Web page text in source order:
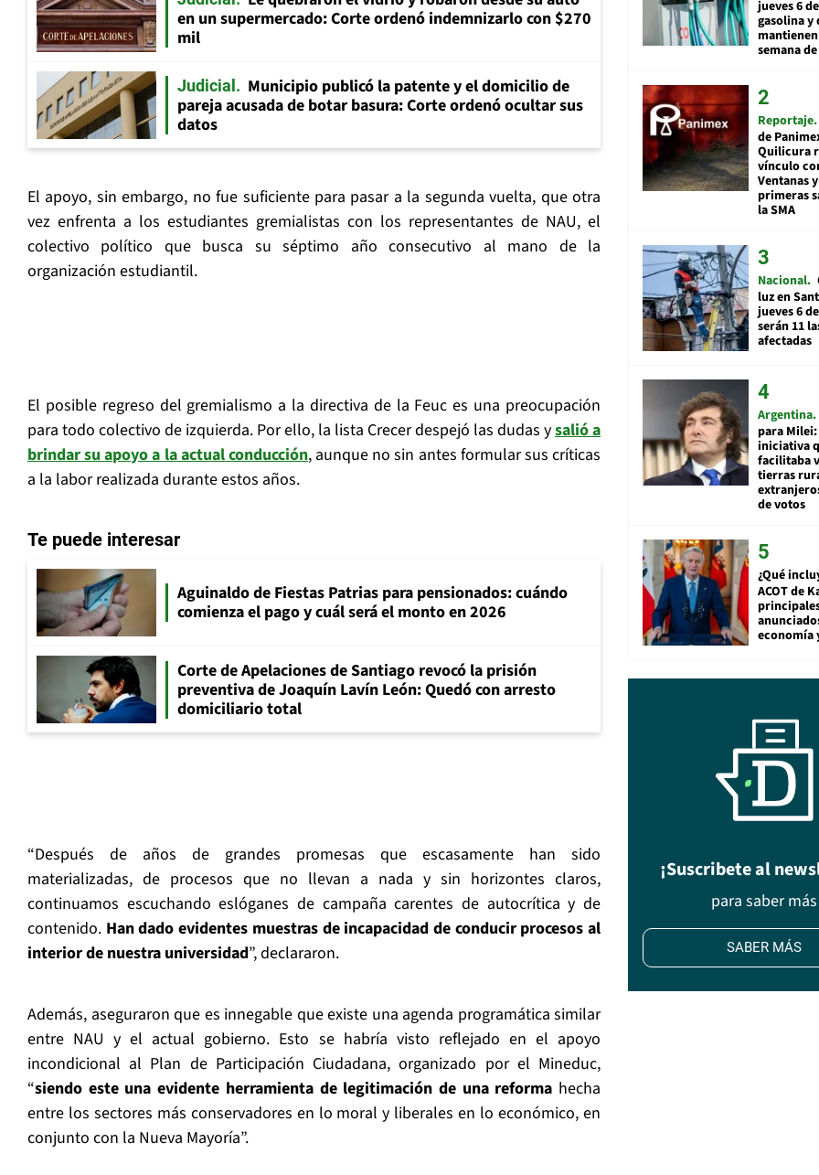
en un supermercado: Corte ordenó indemnizarlo con $270
mil
Judicial
Municipio publicó la patente y el domicilio de
pareja acusada de botar basura: Corte ordenó ocultar sus
datos
El apoyo, sin embargo, no fue suficiente para pasar a la segunda vuelta, que otra
vez enfrenta a los estudiantes gremialistas con los representantes de NAU, el
colectivo político que busca su séptimo año consecutivo al mano de la
organización estudiantil.
El posible regreso del gremialismo a la directiva de la Feuc es una preocupación
para todo colectivo de izquierda. Por ello, la lista Crecer despejó las dudas ysalió a
brindar su apoyo a la actual conducción, aunque no sin antes formular sus críticas
a la labor realizada durante estos años.
Te puede interesar
Aguinaldo de Fiestas Patrias para pensionados: cuándo
comienza el pago y cuál será el monto en 2026
Corte de Apelaciones de Santiago revocó la prisión
preventiva de Joaquín Lavín León: Quedó con arresto
domiciliario total
“Después de años de grandes promesas que escasamente han sido
materializadas, de procesos que no llevan a nada y sin horizontes claros,
continuamos escuchando eslóganes de campaña carentes de autocrítica y de
contenido. Han dado evidentes muestras de incapacidad de conducir procesos al
interior de nuestra universidad”, declararon.
Además, aseguraron que es innegable que existe una agenda programática similar
entre NAU y el actual gobierno. Esto se habría visto reflejado en el apoyo
incondicional al Plan de Participación Ciudadana, organizado por el Mineduc,
“siendo este una evidente herramienta de legitimación de una reforma hecha
entre los sectores más conservadores en lo moral y liberales en lo económico, en
conjunto con la Nueva Mayoría”.
jueves 6
gasolina y
semana
Reportaje
de
Quilicura
vínculo
Ventanas
primeras
la SMA
Nacional
luz en
jueves 6
serán 11
afectadas
Argentina
para
iniciativa
facilitaba
tierras
de votos
¿Qué
ACOT de
economía
¡Suscribete al
para saber más
SABER MÁS